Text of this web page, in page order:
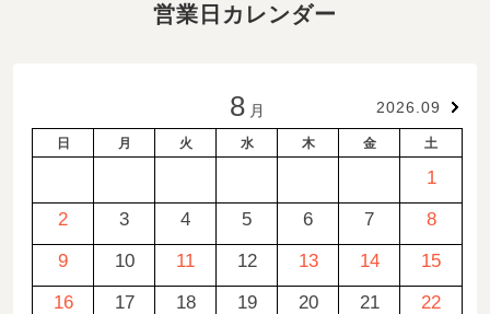
営業日カレンダー
8 月 2026.09
日 月 火 水 木 金 土
1
2
3 4 5 6 7
8
9
10 11 12 13 14
15
16
17 18 19 20 21
22